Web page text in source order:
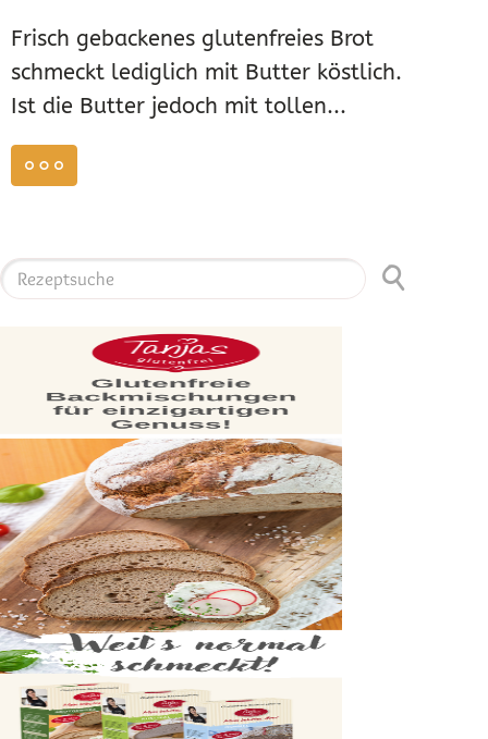
Frisch gebackenes glutenfreies Brot
schmeckt lediglich mit Butter köstlich.
Ist die Butter jedoch mit tollen...